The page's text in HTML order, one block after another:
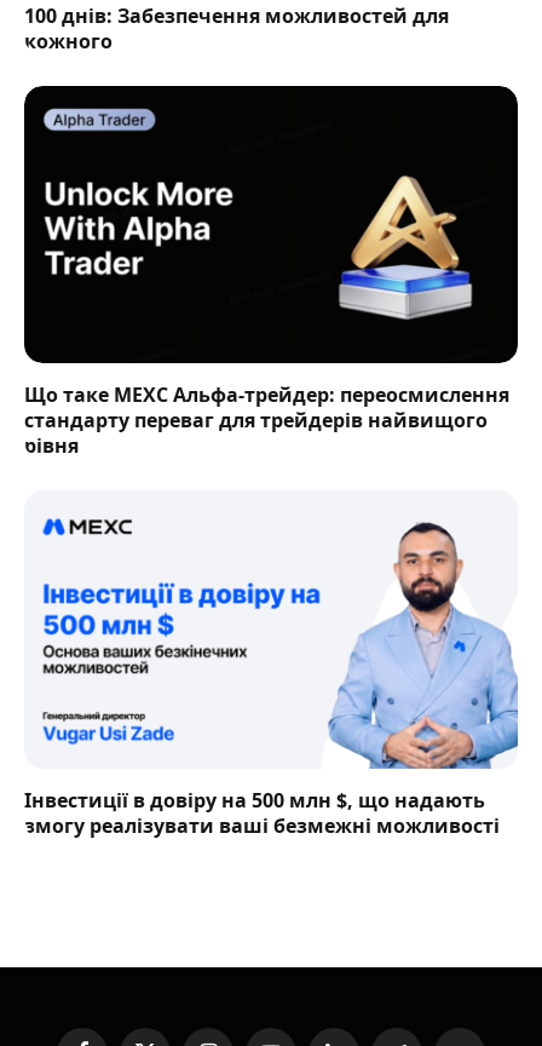
100 днів: Забезпечення можливостей для
кожного
Що таке MEXC Альфа-трейдер: переосмислення
стандарту переваг для трейдерів найвищого
рівня
Інвестиції в довіру на 500 млн $, що надають
змогу реалізувати ваші безмежні можливості